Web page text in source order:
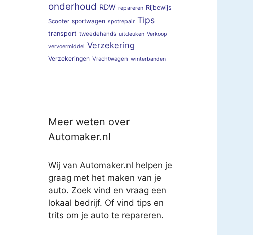
onderhoud RDW repareren Rijbewijs
Scooter sportwagen spotrepair Tips
transport tweedehands uitdeuken Verkoop
vervoermiddel Verzekering
Verzekeringen Vrachtwagen winterbanden
Meer weten over
Automaker.nl
Wij van Automaker.nl helpen je
graag met het maken van je
auto. Zoek vind en vraag een
lokaal bedrijf. Of vind tips en
trits om je auto te repareren.